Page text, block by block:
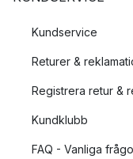
Kundservice
Returer &
Registrera retur &
Kundklubb
FAQ - Vanliga